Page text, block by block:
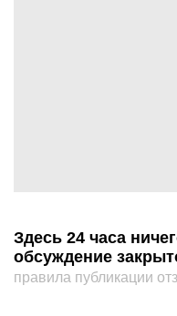
Здесь 24 часа
обсуждение
правила публикации